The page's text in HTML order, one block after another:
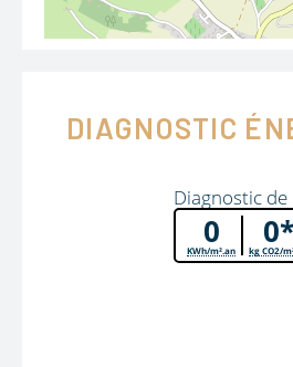
DIAGNOSTIC
Diagnostic
0
KWh/m².an kg CO2/